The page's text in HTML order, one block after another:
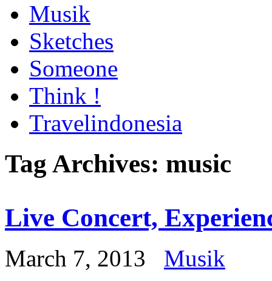
Musik
Sketches
Someone
Think !
Travelindonesia
Tag Archives: music
Live Concert,
March 7, 2013
Musik